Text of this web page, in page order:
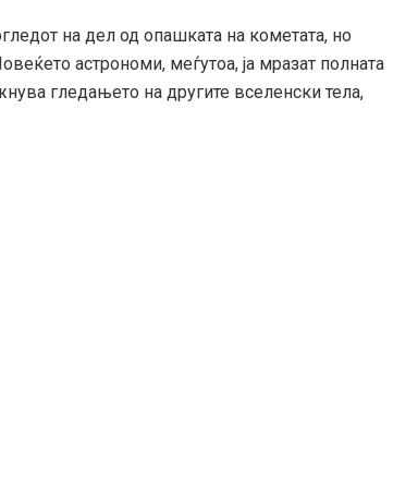
на дел од опашката на кометата, но
астрономи, меѓутоа, ја мразат полната
гледањето на другите вселенски тела,